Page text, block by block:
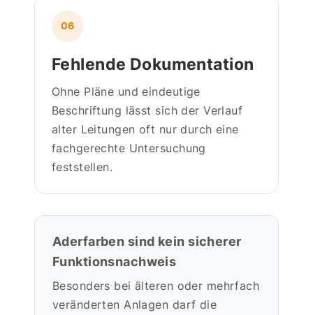
06
Fehlende Dokumentation
Ohne Pläne und eindeutige
Beschriftung lässt sich der Verlauf
alter Leitungen oft nur durch eine
fachgerechte Untersuchung
feststellen.
Aderfarben sind kein sicherer
Funktionsnachweis
Besonders bei älteren oder mehrfach
veränderten Anlagen darf die